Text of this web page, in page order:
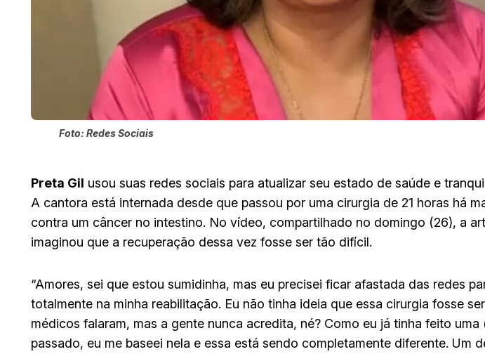
Foto: Redes Sociais
Preta Gil usou suas redes sociais para atualizar seu estado de saúde e
A cantora está internada desde que passou por uma cirurgia de 21 horas há
contra um câncer no intestino. No vídeo, compartilhado no domingo (26), a
imaginou que a recuperação dessa vez fosse ser tão difícil.
“Amores, sei que estou sumidinha, mas eu precisei ficar afastada das redes
totalmente na minha reabilitação. Eu não tinha ideia que essa cirurgia fosse
médicos falaram, mas a gente nunca acredita, né? Como eu já tinha feito uma
passado, eu me baseei nela e essa está sendo completamente diferente. Um